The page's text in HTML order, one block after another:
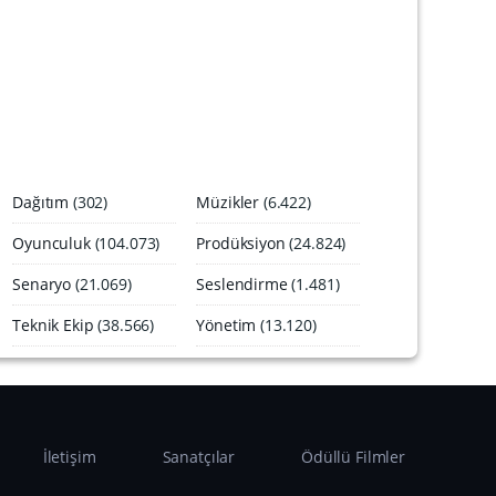
Dağıtım (302) Müzikler (6.422)
Oyunculuk(104.073) Prodüksiyon (24.824)
Senaryo (21.069) Seslendirme(1.481)
Teknik Ekip (38.566) Yönetim (13.120)
İletişim Sanatçılar Ödüllü Filmler